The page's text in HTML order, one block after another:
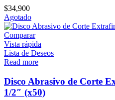
$34,900
Agotado
Comparar
Vista rápida
Lista de Deseos
Read more
Disco Abrasivo de Corte
1/2″ (x50)